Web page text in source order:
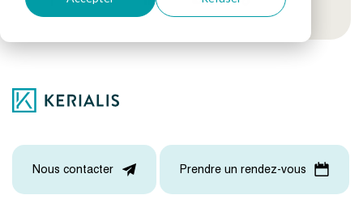
Nous contacter Prendre un rendez-vous